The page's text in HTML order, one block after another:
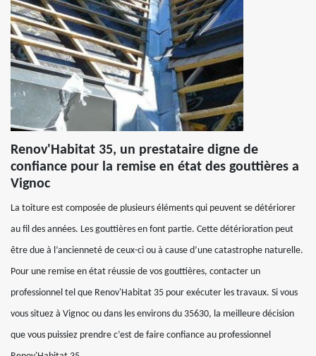
Renov'Habitat 35, un prestataire digne de
confiance pour la remise en état des gouttières a
Vignoc
La toiture est composée de plusieurs éléments qui peuvent se détériorer
au fil des années. Les gouttières en font partie. Cette détérioration peut
être due à l’ancienneté de ceux-ci ou à cause d’une catastrophe naturelle.
Pour une remise en état réussie de vos gouttières, contacter un
professionnel tel que Renov'Habitat 35 pour exécuter les travaux. Si vous
vous situez à Vignoc ou dans les environs du 35630, la meilleure décision
que vous puissiez prendre c’est de faire confiance au professionnel